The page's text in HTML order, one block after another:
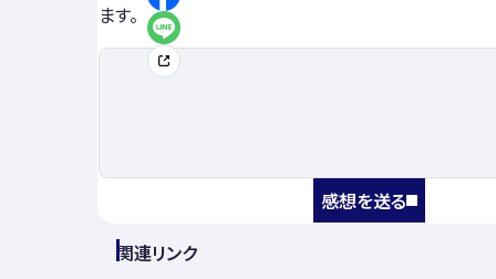
ます。
感想を送る
関連リンク